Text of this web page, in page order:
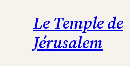
Le Temple de
Jérusalem